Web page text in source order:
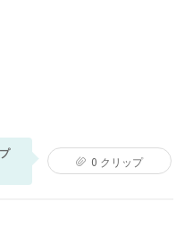
0 クリップ